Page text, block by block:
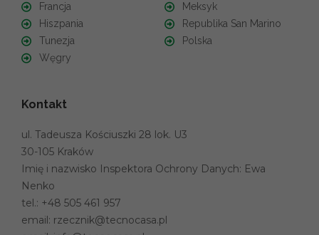
Francja
Hiszpania
Tunezja
Węgry
Meksyk
Republika San Marino
Polska
Kontakt
ul. Tadeusza Kościuszki 28 lok. U3
30-105 Kraków
Imię i nazwisko Inspektora Ochrony Danych: Ewa
Nenko
tel.: +48 505 461 957
email: rzecznik@tecnocasa.pl